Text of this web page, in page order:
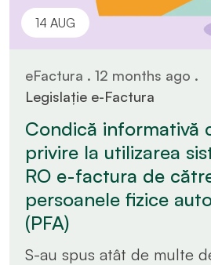
14 AUG
eFactura . 12 months ago .
Legislație e-Factura
Condică informativă
privire la utilizarea
RO e-factura de
persoanele fizice
(PFA)
S-au spus atât de multe